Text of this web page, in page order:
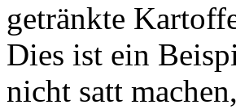
getränkte
Dies ist ein
nicht satt